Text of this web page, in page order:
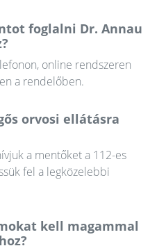
foglalni Dr. Annau
online rendszeren
a rendelőben.
orvosi ellátásra
a mentőket a 112-es
fel a legközelebbi
kell magammal